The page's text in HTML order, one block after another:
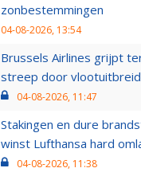
zonbestemmingen
04-08-2026, 13:54
Brussels Airlines grijpt
streep door
04-08-2026, 11:47
Stakingen en dure
winst Lufthansa hard
04-08-2026, 11:38